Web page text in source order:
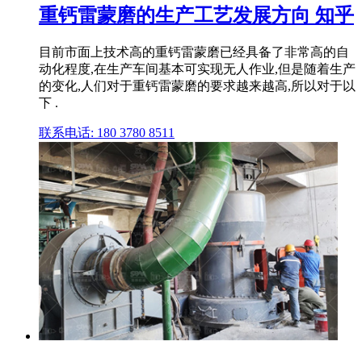
重钙雷蒙磨的生产工艺发展方向 知乎
目前市面上技术高的重钙雷蒙磨已经具备了非常高的自
动化程度,在生产车间基本可实现无人作业,但是随着生产
的变化,人们对于重钙雷蒙磨的要求越来越高,所以对于以
下 .
联系电话: 180 3780 8511